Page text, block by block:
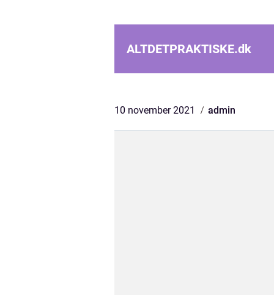
ALTDETPRAKTISKE.dk
10 november 2021 admin